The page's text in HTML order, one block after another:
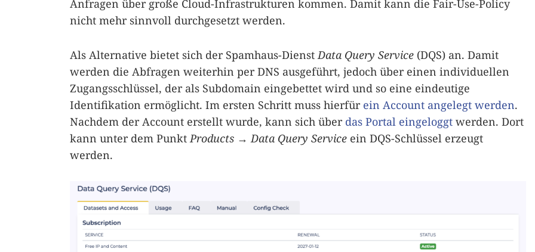
Anfragen über große Cloud-Infrastrukturen kommen. Damit kann die Fair-Use-Policy
nicht mehr sinnvoll durchgesetzt werden.
Als Alternative bietet sich der Spamhaus-DienstData Query Service (DQS) an. Damit
werden die Abfragen weiterhin per DNS ausgeführt, jedoch über einen individuellen
Zugangsschlüssel, der als Subdomain eingebettet wird und so eine eindeutige
Identifikation ermöglicht. Im ersten Schritt muss hierfür ein Account angelegt werden.
Nachdem der Account erstellt wurde, kann sich über das Portal eingeloggt werden. Dort
kann unter dem PunktProducts →Data Query Service ein DQS-Schlüssel erzeugt
werden.